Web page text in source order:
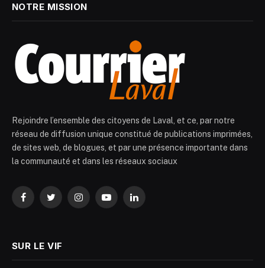
NOTRE MISSION
Rejoindre l’ensemble des citoyens de Laval, et ce, par notre
réseau de diffusion unique constitué de publications imprimées,
de sites web, de blogues, et par une présence importante dans
la communauté et dans les réseaux sociaux
FacebookTwitterInstagramYouTubeLinkedIn
SUR LE VIF